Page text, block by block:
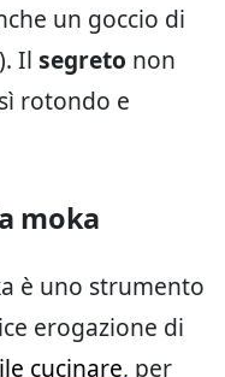
un goccio di
Il segreto non
rotondo e
moka
è uno strumento
erogazione di
cucinare, per